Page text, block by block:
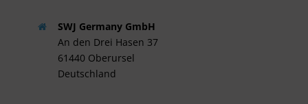
SWJ Germany GmbH
An den Drei Hasen 37
61440 Oberursel
Deutschland